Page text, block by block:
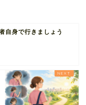
自身で行きましょう